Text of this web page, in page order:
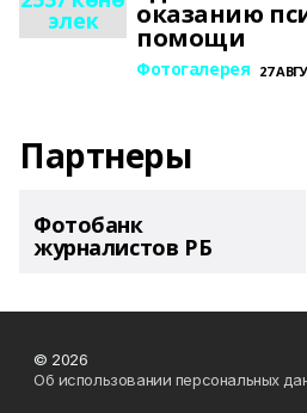
элек оказанию
помощи
Фотогалерея 27
Партнеры
Фотобанк
журналистов РБ
© 2026
Об использовании персональных